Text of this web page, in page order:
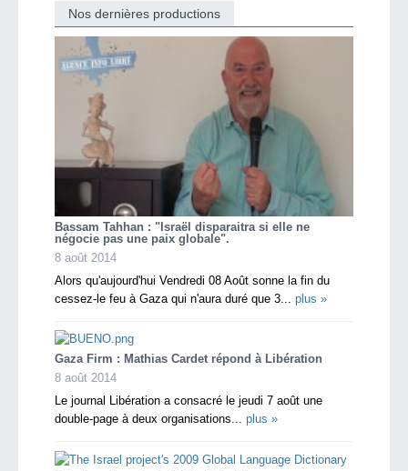
Nos dernières productions
Bassam Tahhan : "Israël disparaitra si elle ne
négocie pas une paix globale".
8 août 2014
Alors qu'aujourd'hui Vendredi 08 Août sonne la fin du
cessez-le feu à Gaza qui n'aura duré que 3... plus »
Gaza Firm : Mathias Cardet répond à Libération
8 août 2014
Le journal Libération a consacré le jeudi 7 août une
double-page à deux organisations... plus »